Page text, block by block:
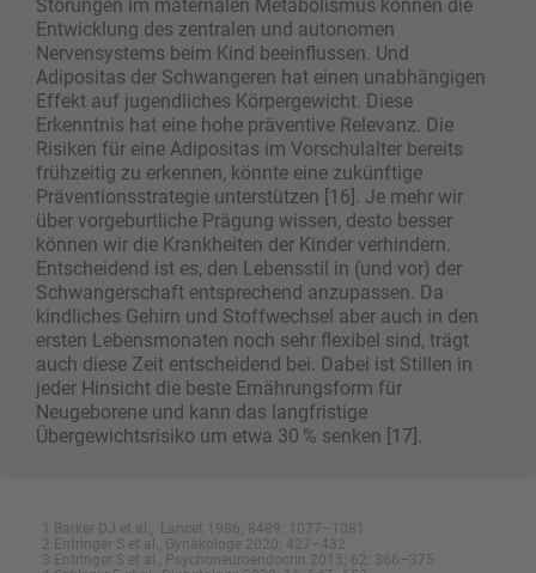
Störungen im maternalen Metabolismus können die
Entwicklung des zentralen und autonomen
Nervensystems beim Kind beeinflussen. Und
Adipositas der Schwangeren hat einen unabhängigen
Effekt auf jugendliches Körpergewicht. Diese
Erkenntnis hat eine hohe präventive Relevanz. Die
Risiken für eine Adipositas im Vorschulalter bereits
frühzeitig zu erkennen, könnte eine zukünftige
Präventionsstrategie unterstützen [16]. Je mehr wir
über vorgeburtliche Prägung wissen, desto besser
können wir die Krankheiten der Kinder verhindern.
Entscheidend ist es, den Lebensstil in (und vor) der
Schwangerschaft entsprechend anzupassen. Da
kindliches Gehirn und Stoffwechsel aber auch in den
ersten Lebensmonaten noch sehr flexibel sind, trägt
auch diese Zeit entscheidend bei. Dabei ist Stillen in
jeder Hinsicht die beste Ernährungsform für
Neugeborene und kann das langfristige
Übergewichtsrisiko um etwa 30 % senken [17].
1 Barker DJ et al., Lancet 1986; 8489: 1077–1081
2 Entringer S et al., Gynäkologe 2020; 427–432
3 Entringer S et al., Psychoneuroendocrin 2015; 62: 366–375